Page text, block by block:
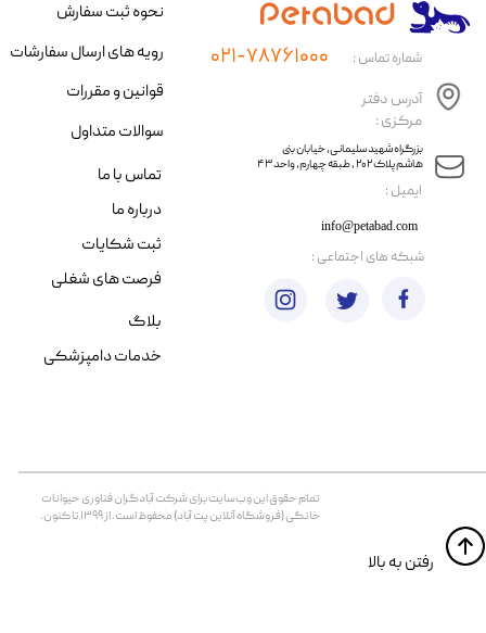
​ایمیل :
آدرس دفتر
مرکزی :
info@petabad.com
​​بزرگراه شهید سلیمانی، خیابان بنی
هاشم پلاک ۲۰۲ ، طبقه چهارم، واحد ۴۳
شماره تماس : ۰۲۱-۷۸۷۶۱۰۰۰
تمام حقوق اين وب‌سايت برای شرکت آبادگران فناوری حیوانات
خانگی (فروشگاه آنلاین پت آباد) محفوظ است. از ۱۳۹۹ تا کنون.
​​رفتن به بالا
نحوه ثبت سفارش
رویه های ارسال سفارشات
قوانین و مقررات
سوالات متداول
تماس با ما
درباره ما
ثبت شکایات
فرصت های شغلی
​شبکه های اجتماعی :
بلاگ
خدمات دامپزشکی